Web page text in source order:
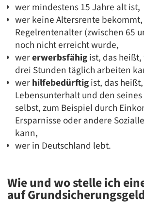
wer mindestens 15 Jahre alt ist,
wer keine Altersrente
Regelrentenalter (zwischen 65
noch nicht erreicht wurde,
wererwerbsfähigist, das
drei Stunden täglich arbeiten
werhilfebedürftigist, das
Lebensunterhalt und den
selbst, zum Beispiel durch
Ersparnisse oder andere
kann,
wer in Deutschland lebt.
Wie und wo stelle ich
auf